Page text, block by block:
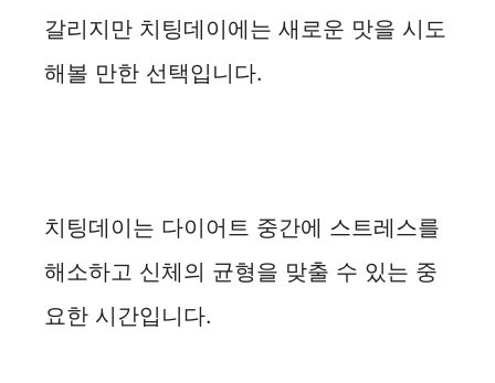
갈리지만 치팅데이에는 새로운 맛을 시도
해볼 만한 선택입니다.
치팅데이는 다이어트 중간에 스트레스를
해소하고 신체의 균형을 맞출 수 있는 중
요한 시간입니다.